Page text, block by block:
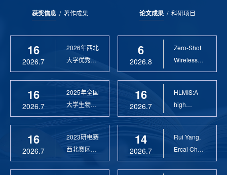
获奖信息/ 著作成果
16
2026.7
2026年西北
大学优秀硕
士论文指导
16
2026.7
2025年全国
大学生物联
网设计竞赛
16
2026.7
2023研电赛
西北赛区优
秀指导教师
论文成果/ 科研项目
6
2026.8
Zero-Shot
Wireless
Sensor
16
2026.7
HLMIS:A
high
Resolution
14
2026.7
Rui Yang,
Ercai Chen
and